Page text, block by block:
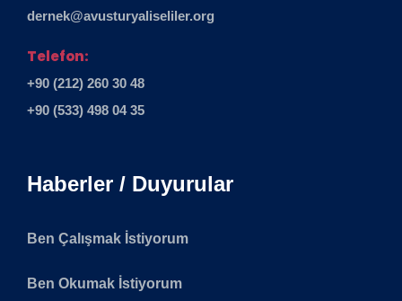
dernek@avusturyaliseliler.org
Telefon:
+90 (212) 260 30 48
+90 (533) 498 04 35
Haberler / Duyurular
Ben Çalışmak İstiyorum
Ben Okumak İstiyorum